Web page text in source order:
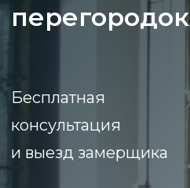
перегородок
Бесплатная
консультация
и выезд замерщика